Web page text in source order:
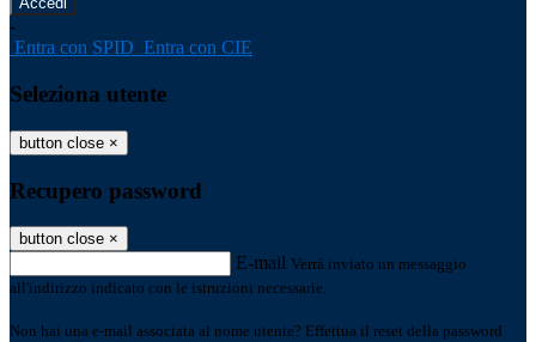
-
Entra con SPID Entra con CIE
Seleziona utente
button close ×
Recupero password
button close ×
E-mail Verrà inviato un messaggio
all'indirizzo indicato con le istruzioni necessarie.
Non hai una e-mail associata al nome utente? Effettua il reset della password